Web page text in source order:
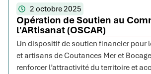
2 octobre 2025
Opération de Soutien au
l'ARtisanat (OSCAR)
Un dispositif de soutien financier pour
et artisans de Coutances Mer et
renforcer l’attractivité du territoire et